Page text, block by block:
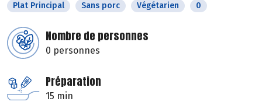
Plat Principal Sans porc Végétarien 0
Nombre de personnes
0 personnes
Préparation
15 min